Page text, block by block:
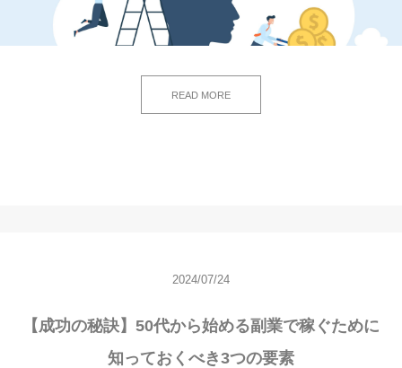
READ MORE
2024/07/24
【成功の秘訣】50代から始める副業で稼ぐために
知っておくべき3つの要素